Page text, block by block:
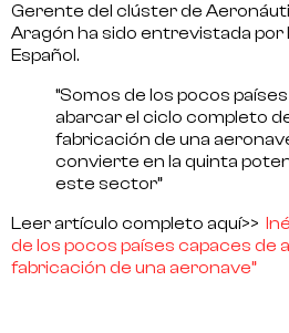
Gerente del clúster de
Aragón ha sido entrevistada por
Español.
“Somos de los pocos
abarcar el ciclo completo
fabricación de una
convierte en la quinta
este sector”
Leer artículo completo aquí>>
de los pocos países capaces de
fabricación de una aeronave”